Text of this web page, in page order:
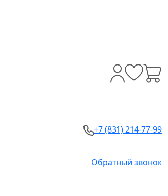
+7 (831) 214-77-99
Обратный звонок